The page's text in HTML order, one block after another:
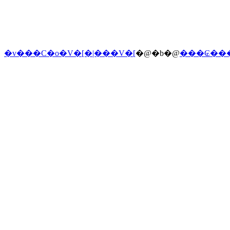
�v���C�o�V�[�|���V�[�@�b�@